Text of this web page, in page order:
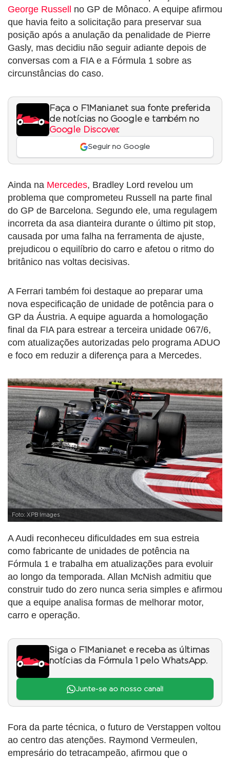
George Russell no GP de Mônaco. A equipe afirmou
que havia feito a solicitação para preservar sua
posição após a anulação da penalidade de Pierre
Gasly, mas decidiu não seguir adiante depois de
conversas com a FIA e a Fórmula 1 sobre as
circunstâncias do caso.
Faça o F1Mania.net sua fonte preferida
de notícias no Google e também no
Google Discover.
Seguir no Google
Ainda na Mercedes, Bradley Lord revelou um
problema que comprometeu Russell na parte final
do GP de Barcelona. Segundo ele, uma regulagem
incorreta da asa dianteira durante o último pit stop,
causada por uma falha na ferramenta de ajuste,
prejudicou o equilíbrio do carro e afetou o ritmo do
britânico nas voltas decisivas.
A Ferrari também foi destaque ao preparar uma
nova especificação de unidade de potência para o
GP da Áustria. A equipe aguarda a homologação
final da FIA para estrear a terceira unidade 067/6,
com atualizações autorizadas pelo programa ADUO
e foco em reduzir a diferença para a Mercedes.
Foto: XPB Images
A Audi reconheceu dificuldades em sua estreia
como fabricante de unidades de potência na
Fórmula 1 e trabalha em atualizações para evoluir
ao longo da temporada. Allan McNish admitiu que
construir tudo do zero nunca seria simples e afirmou
que a equipe analisa formas de melhorar motor,
carro e operação.
Siga o F1Mania.net e receba as últimas
notícias da Fórmula 1 pelo WhatsApp.
Junte-se ao nosso canal!
Fora da parte técnica, o futuro de Verstappen voltou
ao centro das atenções. Raymond Vermeulen,
empresário do tetracampeão, afirmou que o